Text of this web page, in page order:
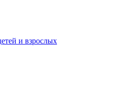
и взрослых